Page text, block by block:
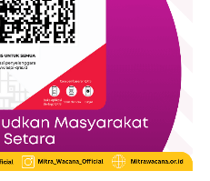
sebagai nilai jual atas produk
ini terus menerus dilakukan.
objek untuk diekploitasi
umum lagi. Terlihat dari citra
oleh tayangan iklan ataupun
perempuan dijadikan
suatu program acara. Dipoles